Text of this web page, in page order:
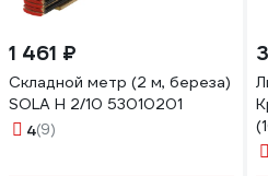
1 461 ₽
Складной метр (2 м, береза)
SOLA H 2/10 53010201
4(9)